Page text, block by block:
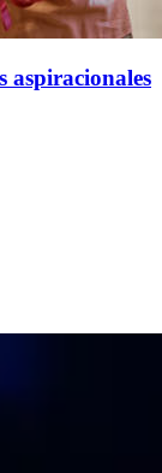
aspiracionales